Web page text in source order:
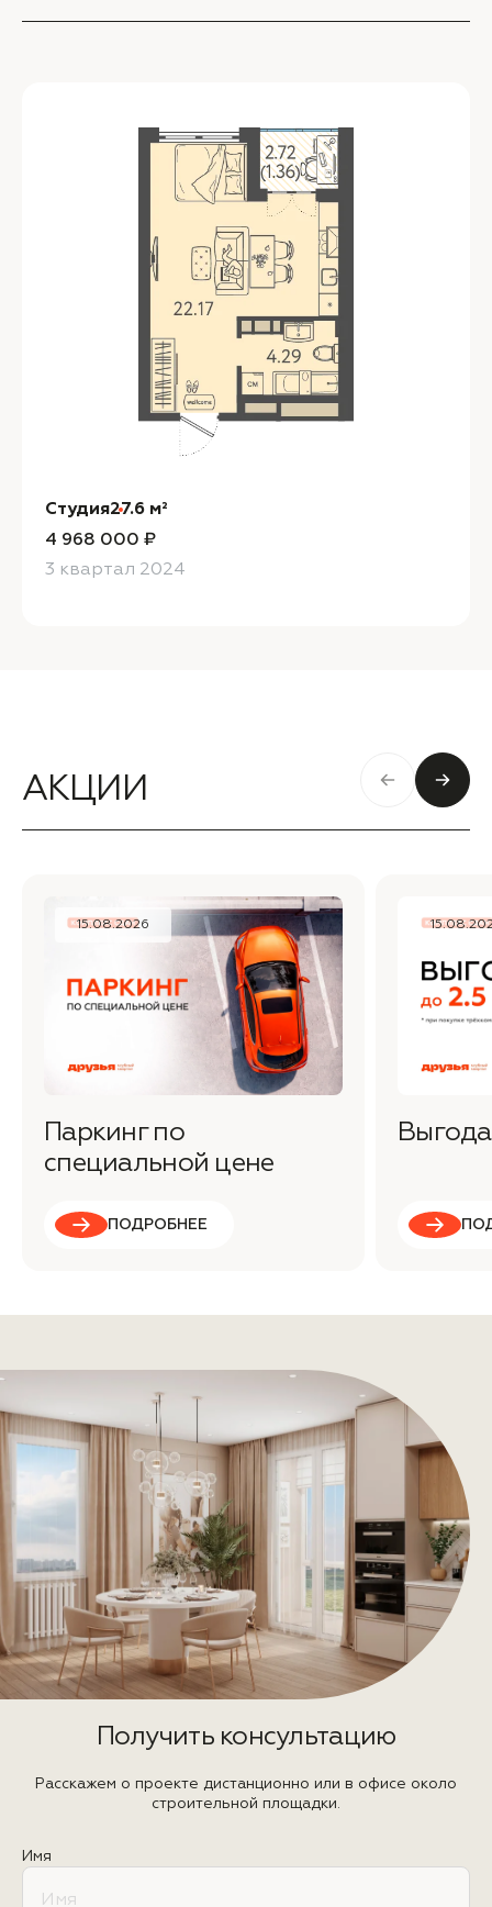
Студия27.6 м²
4 968 000 ₽
3 квартал 2024
АКЦИИ
15.08.2026
Паркинг по
специальной цене
ПОДРОБНЕЕ
Получить консультацию
Расскажем о проекте дистанционно или в офисе около
строительной площадки.
Имя